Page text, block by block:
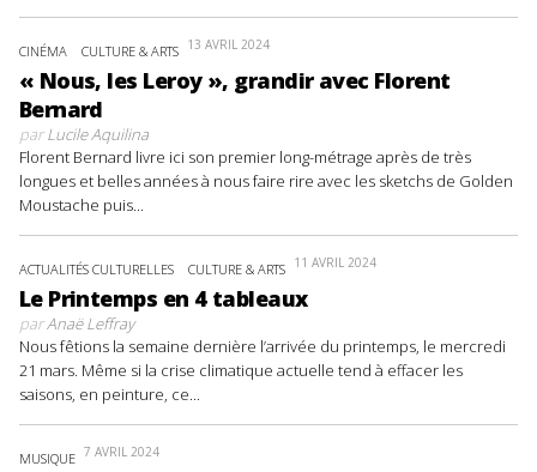
CINÉMA CULTURE & ARTS 13 AVRIL 2024
« Nous, les Leroy », grandir avec Florent
Bernard
parLucile Aquilina
Florent Bernard livre ici son premier long-métrage après de très
longues et belles années à nous faire rire avec les sketchs de Golden
Moustache puis...
ACTUALITÉS CULTURELLES CULTURE & ARTS 11 AVRIL 2024
Le Printemps en 4 tableaux
parAnaë Leffray
Nous fêtions la semaine dernière l’arrivée du printemps, le mercredi
21 mars. Même si la crise climatique actuelle tend à effacer les
saisons, en peinture, ce...
MUSIQUE 7 AVRIL 2024